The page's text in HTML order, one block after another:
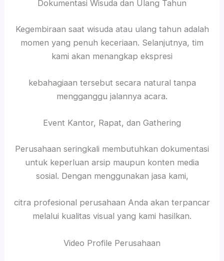
Dokumentasi Wisuda dan Ulang Tahun
Kegembiraan saat wisuda atau ulang tahun adalah
momen yang penuh keceriaan. Selanjutnya, tim
kami akan menangkap ekspresi
kebahagiaan tersebut secara natural tanpa
mengganggu jalannya acara.
Event Kantor, Rapat, dan Gathering
Perusahaan seringkali membutuhkan dokumentasi
untuk keperluan arsip maupun konten media
sosial. Dengan menggunakan jasa kami,
citra profesional perusahaan Anda akan terpancar
melalui kualitas visual yang kami hasilkan.
Video Profile Perusahaan